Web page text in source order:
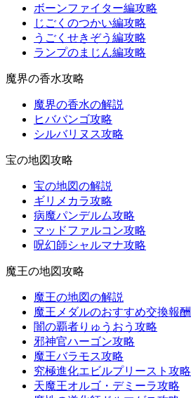
ボーンファイター編攻略
じごくのつかい編攻略
うごくせきぞう編攻略
ランプのまじん編攻略
魔界の香水攻略
魔界の香水の解説
ヒババンゴ攻略
シルバリヌス攻略
宝の地図攻略
宝の地図の解説
ギリメカラ攻略
病魔パンデルム攻略
マッドファルコン攻略
呪幻師シャルマナ攻略
魔王の地図攻略
魔王の地図の解説
魔王メダルのおすすめ交換報酬
闇の覇者りゅうおう攻略
邪神官ハーゴン攻略
魔王バラモス攻略
究極進化エビルプリースト攻略
天魔王オルゴ・デミーラ攻略